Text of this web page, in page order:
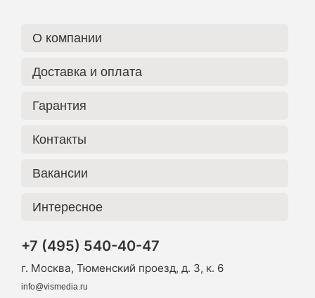
О компании
Доставка и оплата
Гарантия
Контакты
Вакансии
Интересное
+7 (495) 540-40-47
г. Москва, Тюменский проезд, д. 3, к. 6
info@vismedia.ru